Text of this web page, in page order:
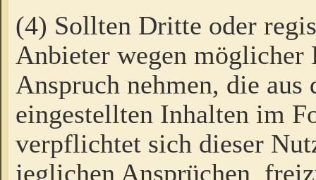
(4) Sollten Dritte oder
Anbieter wegen möglicher
Anspruch nehmen, die
eingestellten Inhalten im
verpflichtet sich dieser
jeglichen Ansprüchen